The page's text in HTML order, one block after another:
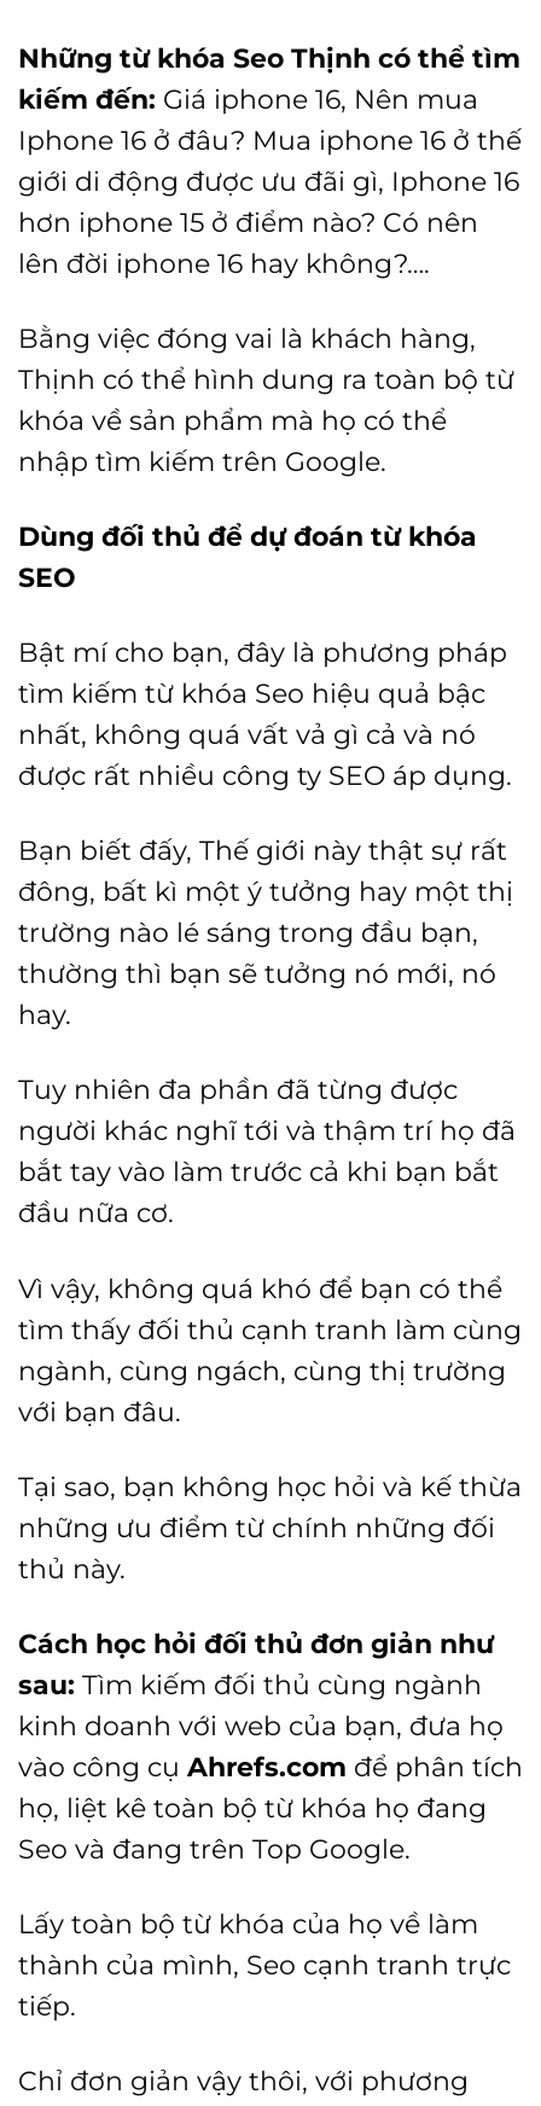
Những từ khóa Seo Thịnh có thể tìm
kiếm đến: Giá iphone 16, Nên mua
Iphone 16 ở đâu? Mua iphone 16 ở thế
giới di động được ưu đãi gì, Iphone 16
hơn iphone 15 ở điểm nào? Có nên
lên đời iphone 16 hay không?….
Bằng việc đóng vai là khách hàng,
Thịnh có thể hình dung ra toàn bộ từ
khóa về sản phẩm mà họ có thể
nhập tìm kiếm trên Google.
Dùng đối thủ để dự đoán từ khóa
SEO
Bật mí cho bạn, đây là phương pháp
tìm kiếm từ khóa Seo hiệu quả bậc
nhất, không quá vất vả gì cả và nó
được rất nhiều công ty SEO áp dụng.
Bạn biết đấy, Thế giới này thật sự rất
đông, bất kì một ý tưởng hay một thị
trường nào lé sáng trong đầu bạn,
thường thì bạn sẽ tưởng nó mới, nó
hay.
Tuy nhiên đa phần đã từng được
người khác nghĩ tới và thậm trí họ đã
bắt tay vào làm trước cả khi bạn bắt
đầu nữa cơ.
Vì vậy, không quá khó để bạn có thể
tìm thấy đối thủ cạnh tranh làm cùng
ngành, cùng ngách, cùng thị trường
với bạn đâu.
Tại sao, bạn không học hỏi và kế thừa
những ưu điểm từ chính những đối
thủ này.
Cách học hỏi đối thủ đơn giản như
sau: Tìm kiếm đối thủ cùng ngành
kinh doanh với web của bạn, đưa họ
vào công cụ Ahrefs.com để phân tích
họ, liệt kê toàn bộ từ khóa họ đang
Seo và đang trên Top Google.
Lấy toàn bộ từ khóa của họ về làm
thành của mình, Seo cạnh tranh trực
tiếp.
Chỉ đơn giản vậy thôi, với phương